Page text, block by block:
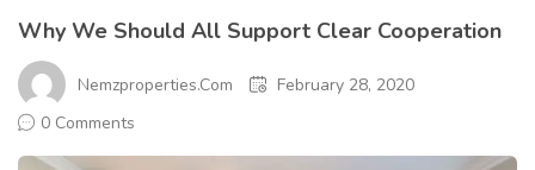
Why We Should All Support Clear Cooperation
Nemzproperties.com
February 28, 2020
0 Comments